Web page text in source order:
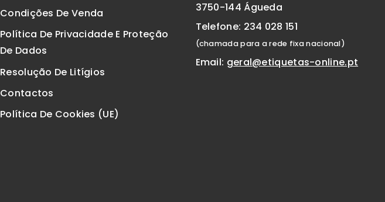
Condições De Venda
Política De Privacidade E Proteção
De Dados
Resolução De Litígios
Contactos
Política De Cookies (UE)
3750-144 Águeda
Telefone: 234 028 151
(chamada para a rede fixa nacional)
Email: geral@etiquetas-online.pt